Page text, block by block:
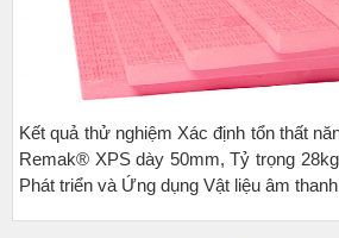
Kết quả thử nghiệm Xác định tổn thất
Remak® XPS dày 50mm, Tỷ trọng
Phát triển và Ứng dụng Vật liệu âm thanh